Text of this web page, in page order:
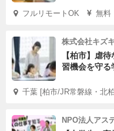
フルリモートOK 無料
株式会社キズキ
【柏市】虐
習機会を守る
千葉 [柏市/JR常磐線・北
NPO法人アス